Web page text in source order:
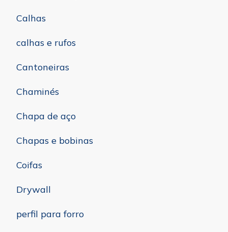
Calhas
calhas e rufos
Cantoneiras
Chaminés
Chapa de aço
Chapas e bobinas
Coifas
Drywall
perfil para forro